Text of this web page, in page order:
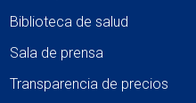
Biblioteca de salud
Sala de prensa
Transparencia de precios